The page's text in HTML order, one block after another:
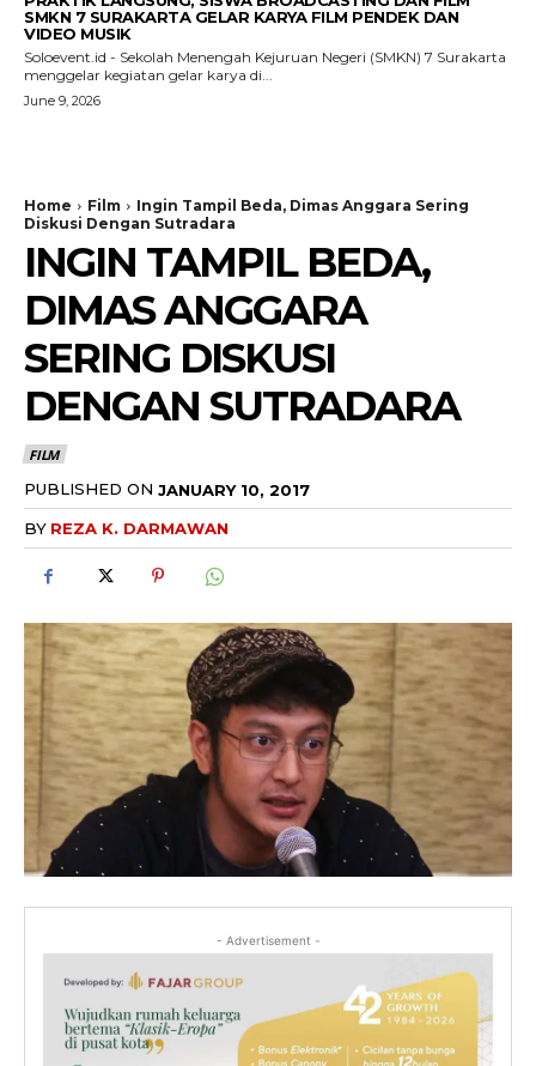
SMKN 7 SURAKARTA GELAR KARYA FILM PENDEK DAN
VIDEO MUSIK
Soloevent.id - Sekolah Menengah Kejuruan Negeri (SMKN) 7 Surakarta
menggelar kegiatan gelar karya di...
June 9, 2026